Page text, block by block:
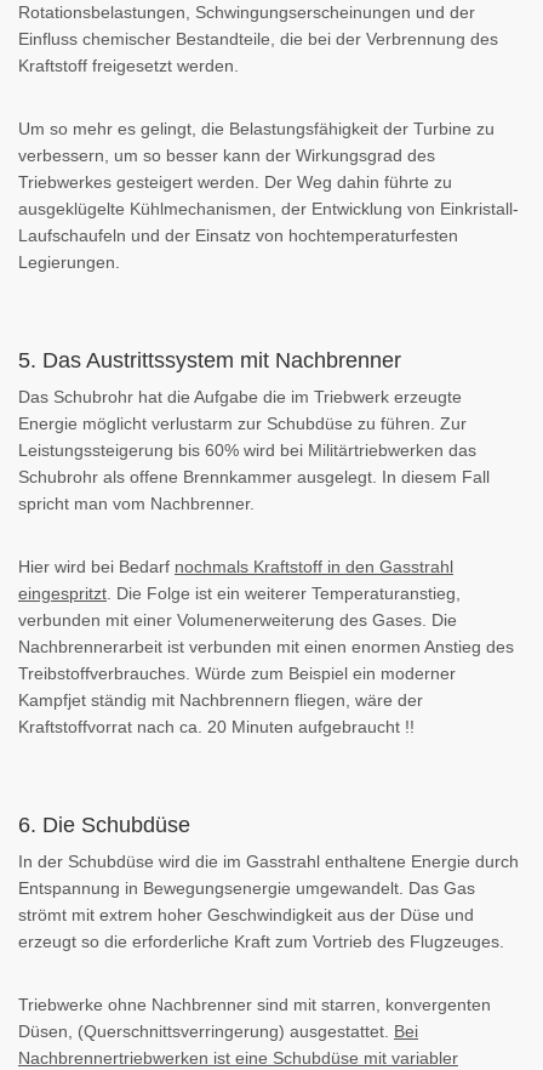
Rotationsbelastungen, Schwingungserscheinungen und der
Einfluss chemischer Bestandteile, die bei der Verbrennung des
Kraftstoff freigesetzt werden.
Um so mehr es gelingt, die Belastungsfähigkeit der Turbine zu
verbessern, um so besser kann der Wirkungsgrad des
Triebwerkes gesteigert werden. Der Weg dahin führte zu
ausgeklügelte Kühlmechanismen, der Entwicklung von Einkristall-
Laufschaufeln und der Einsatz von hochtemperaturfesten
Legierungen.
5. Das Austrittssystem mit Nachbrenner
Das Schubrohr hat die Aufgabe die im Triebwerk erzeugte
Energie möglicht verlustarm zur Schubdüse zu führen. Zur
Leistungssteigerung bis 60% wird bei Militärtriebwerken das
Schubrohr als offene Brennkammer ausgelegt. In diesem Fall
spricht man vom Nachbrenner.
Hier wird bei Bedarf nochmals Kraftstoff in den Gasstrahl
eingespritzt . Die Folge ist ein weiterer Temperaturanstieg,
verbunden mit einer Volumenerweiterung des Gases. Die
Nachbrennerarbeit ist verbunden mit einen enormen Anstieg des
Treibstoffverbrauches. Würde zum Beispiel ein moderner
Kampfjet ständig mit Nachbrennern fliegen, wäre der
Kraftstoffvorrat nach ca. 20 Minuten aufgebraucht !!
6. Die Schubdüse
In der Schubdüse wird die im Gasstrahl enthaltene Energie durch
Entspannung in Bewegungsenergie umgewandelt. Das Gas
strömt mit extrem hoher Geschwindigkeit aus der Düse und
erzeugt so die erforderliche Kraft zum Vortrieb des Flugzeuges.
Triebwerke ohne Nachbrenner sind mit starren, konvergenten
Düsen, (Querschnittsverringerung) ausgestattet. Bei
Nachbrennertriebwerken ist eine Schubdüse mit variabler